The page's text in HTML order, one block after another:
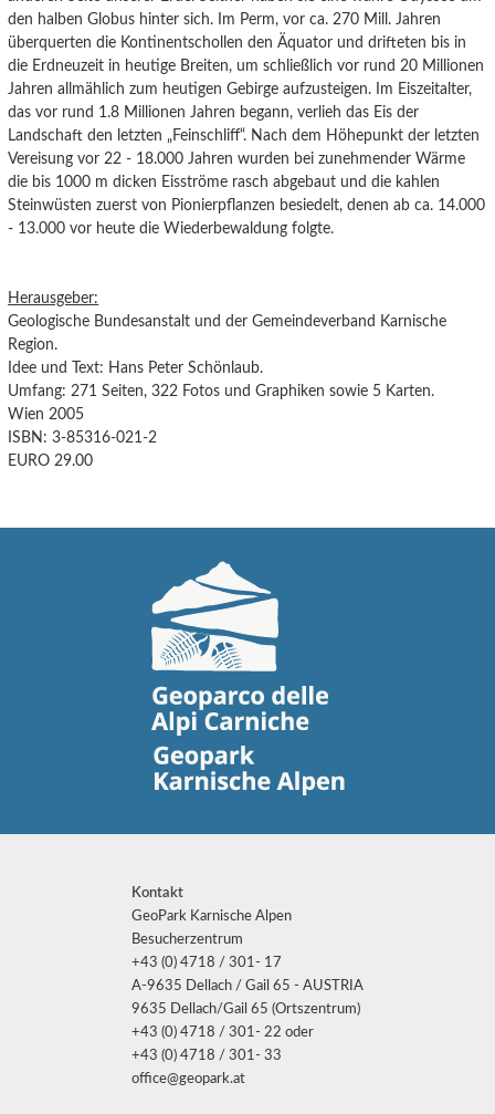
den halben Globus hinter sich. Im Perm, vor ca. 270 Mill. Jahren
überquerten die Kontinentschollen den Äquator und drifteten bis in
die Erdneuzeit in heutige Breiten, um schließlich vor rund 20 Millionen
Jahren allmählich zum heutigen Gebirge aufzusteigen. Im Eiszeitalter,
das vor rund 1.8 Millionen Jahren begann, verlieh das Eis der
Landschaft den letzten „Feinschliff“. Nach dem Höhepunkt der letzten
Vereisung vor 22 - 18.000 Jahren wurden bei zunehmender Wärme
die bis 1000 m dicken Eisströme rasch abgebaut und die kahlen
Steinwüsten zuerst von Pionierpflanzen besiedelt, denen ab ca. 14.000
- 13.000 vor heute die Wiederbewaldung folgte.
Herausgeber:
Geologische Bundesanstalt und der Gemeindeverband Karnische
Region.
Idee und Text: Hans Peter Schönlaub.
Umfang: 271 Seiten, 322 Fotos und Graphiken sowie 5 Karten.
Wien 2005
ISBN: 3-85316-021-2
EURO 29.00
Kontakt
GeoPark Karnische Alpen
Besucherzentrum
+43 (0) 4718 / 301- 17
A-9635 Dellach / Gail 65 - AUSTRIA
9635 Dellach/Gail 65 (Ortszentrum)
+43 (0) 4718 / 301- 22 oder
+43 (0) 4718 / 301- 33
office@geopark.at